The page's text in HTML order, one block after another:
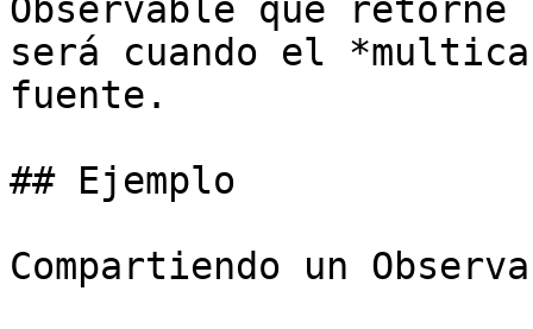
Observable que
será cuando el
fuente.
## Ejemplo
Compartiendo un